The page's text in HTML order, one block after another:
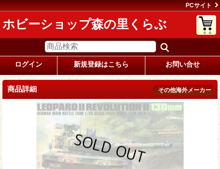
PCサイト
ホビーショップ森の里くらぶ
ログイン 新規登録はこちら お問い合せ
商品詳細 その他海外メーカー